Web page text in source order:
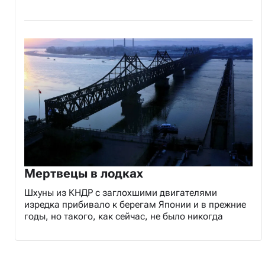
Мертвецы в лодках
Шхуны из КНДР с заглохшими двигателями
изредка прибивало к берегам Японии и в прежние
годы, но такого, как сейчас, не было никогда